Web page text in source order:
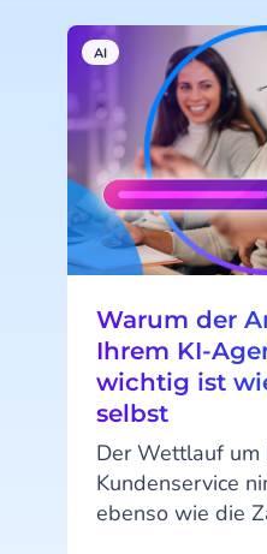
AI
Warum der
Ihrem KI-
wichtig ist
selbst
Der Wettlauf
Kundenservice
ebenso wie die